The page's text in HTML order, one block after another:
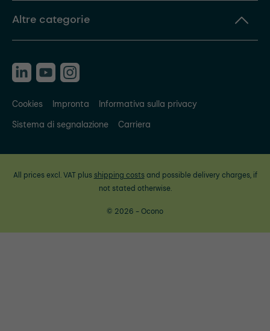
Altre categorie
Cookies Impronta
Informativa sulla privacy
Sistema di segnalazione
Carriera
All prices excl. VAT plus shipping costsand possible delivery charges, if
not stated otherwise.
© 2026 - Ocono